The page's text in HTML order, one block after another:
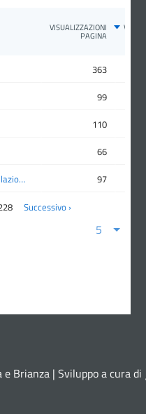
e Brianza | Sviluppo a cura di